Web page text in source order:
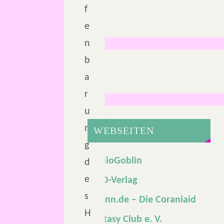
f
e
n
b
a
r
u
n
g
d
e
s
H
WEBSEITEN
AudioGoblin
DDD-Verlag
Erainn.de – Die Coraniaid
Fantasy Club e. V.